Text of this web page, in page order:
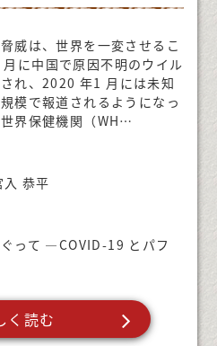
威は、世界を一変させるこ
に中国で原因不明のウイル
れ、2020 年1 月には未知
模で報道されるようになっ
界保健機関（WH…
恭平
ぐって ―COVID-19 とパフ
く読む